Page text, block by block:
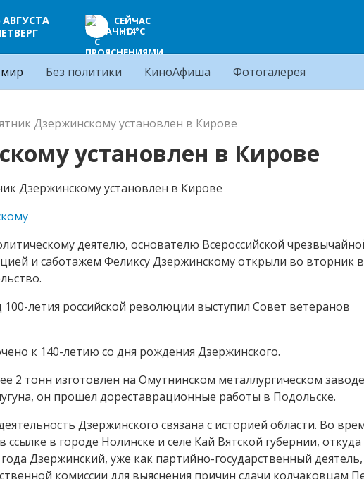
АВГУСТА
СЕЙЧАС
+14°C
Без политики КиноАфиша Фотогалерея
Дзержинскому установлен в Кирове
установлен в Кирове
деятелю, основателю Всероссийской
и саботажем Феликсу Дзержинскому открыли во вторник в
летия российской революции выступил Совет ветеранов
к 140-летию со дня рождения Дзержинского.
2 тонн изготовлен на Омутнинском металлургическом
он прошел дореставрационные работы в Подольске.
Дзержинского связана с историей области. Во
в городе Нолинске и селе Кай Вятской губернии, откуда
Дзержинский, уже как партийно-государственный деятель,
комиссии для выяснения причин сдачи колчаковцам